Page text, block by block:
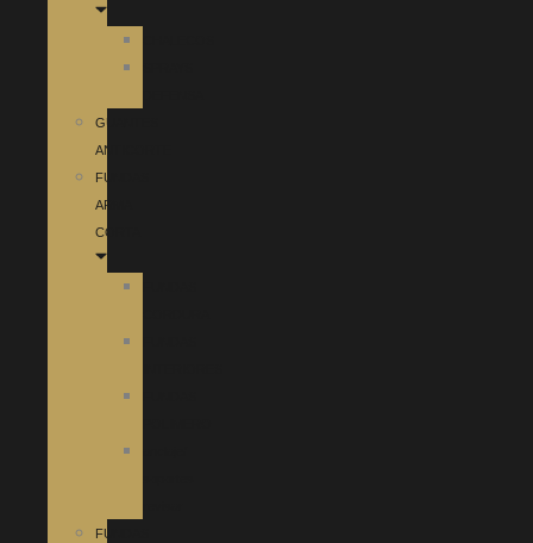
GUANTES
ANTICORTE
FUNDAS
ARMA
CORTA
FUNDAS